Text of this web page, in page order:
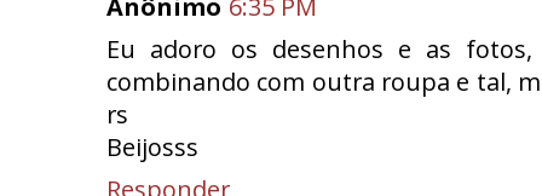
Anônimo 6:35 PM
Eu adoro os desenhos e as
combinando com outra roupa e tal,
rs
Beijosss
Responder